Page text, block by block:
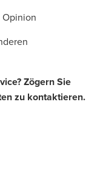
Zögern Sie
zu kontaktieren.